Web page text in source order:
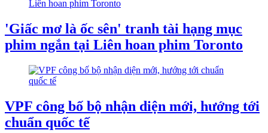
'Giấc mơ là ốc sên' tranh tài hạng mục
phim ngắn tại Liên hoan phim Toronto
VPF công bố bộ nhận diện mới, hướng tới
chuẩn quốc tế